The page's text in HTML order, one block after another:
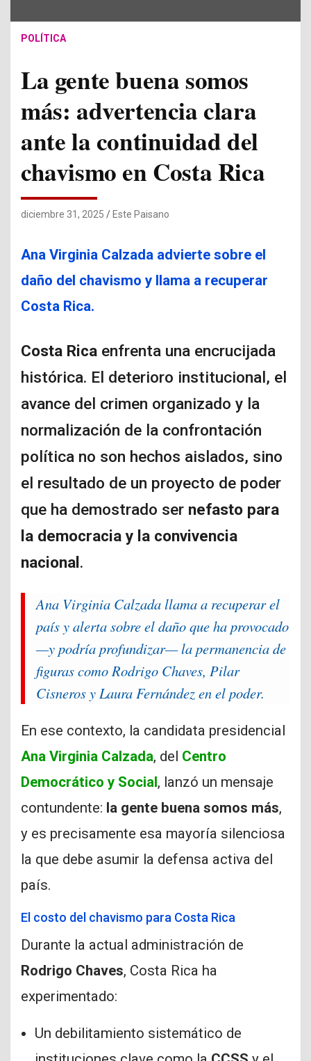
POLÍTICA
La gente buena somos
más: advertencia clara
ante la continuidad del
chavismo en Costa Rica
diciembre 31, 2025 Este Paisano
Ana Virginia Calzada advierte sobre el
daño del chavismo y llama a recuperar
Costa Rica.
Costa Rica enfrenta una encrucijada
histórica. El deterioro institucional, el
avance del crimen organizado y la
normalización de la confrontación
política no son hechos aislados, sino
el resultado de un proyecto de poder
que ha demostrado ser nefasto para
la democracia y la convivencia
nacional .
Ana Virginia Calzada llama a recuperar el
país y alerta sobre el daño que ha provocado
—y podría profundizar— la permanencia de
figuras como Rodrigo Chaves, Pilar
Cisneros y Laura Fernández en el poder.
En ese contexto, la candidata presidencial
Ana Virginia Calzada, del Centro
Democrático y Social, lanzó un mensaje
contundente: la gente buena somos más,
y es precisamente esa mayoría silenciosa
la que debe asumir la defensa activa del
país.
El costo del chavismo para Costa Rica
Durante la actual administración de
Rodrigo Chaves, Costa Rica ha
experimentado:
Un debilitamiento sistemático de